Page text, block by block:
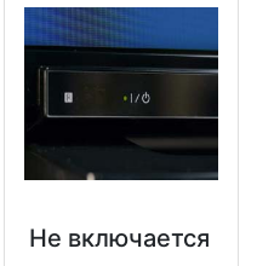
Не включается